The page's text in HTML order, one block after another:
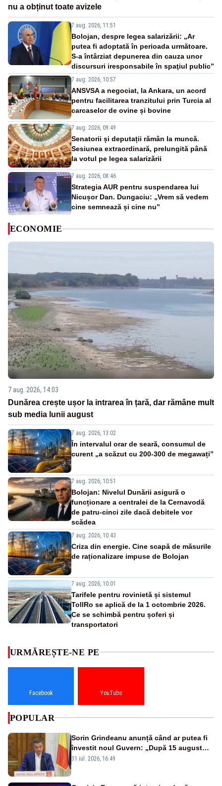
nu a obținut toate avizele
7 aug. 2026, 11:51
Bolojan, despre legea salarizării: „Ar
putea fi adoptată în perioada următoare.
S-a întârziat depunerea din cauza unor
discursuri iresponsabile în spaţiul public”
7 aug. 2026, 10:57
ANSVSA a negociat, la Ankara, un acord
pentru facilitarea tranzitului prin Turcia al
carcaselor de ovine și bovine
7 aug. 2026, 09:49
Senatorii și deputații rămân la muncă.
Sesiunea extraordinară, prelungită până
la votul pe legea salarizării
7 aug. 2026, 08:46
Strategia AUR pentru suspendarea lui
Nicușor Dan. Dungaciu: „Vrem să vedem
cine semnează și cine nu”
ECONOMIE
7 aug. 2026, 14:03
Dunărea crește ușor la intrarea în țară, dar rămâne mult
sub media lunii august
7 aug. 2026, 13:02
În intervalul orar de seară, consumul de
curent „a scăzut cu 200-300 de megawați”
7 aug. 2026, 10:51
Bolojan: Nivelul Dunării asigură o
funcționare a centralei de la Cernavodă
de patru-cinci zile dacă debitele vor
scădea
7 aug. 2026, 10:43
Criza din energie. Cine scapă de măsurile
de raționalizare impuse de Bolojan
7 aug. 2026, 10:01
Tarifele pentru rovinietă și sistemul
TollRo se aplică de la 1 octombrie 2026.
Ce se schimbă pentru șoferi și
transportatori
URMĂREȘTE-NE PE
Facebook YouTube
POPULAR
Sorin Grindeanu anunță când ar putea fi
învestit noul Guvern: „După 15 august
sunt șanse mai mari”
31 iul. 2026, 16:49